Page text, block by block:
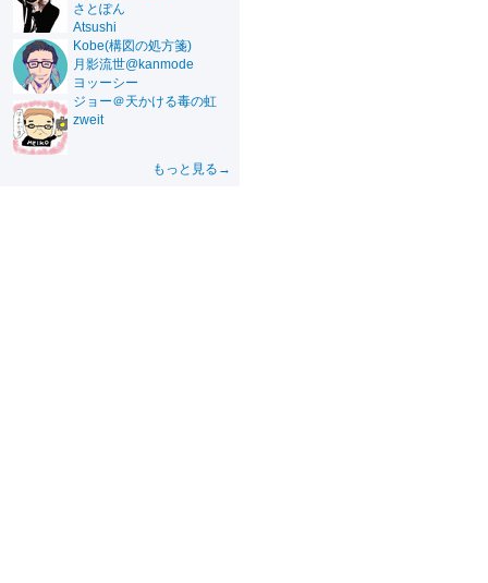
さとぽん
Atsushi
Kobe(構図の処方箋)
月影流世@kanmode
ヨッーシー
ジョー＠天かける毒の虹
zweit
もっと見る→